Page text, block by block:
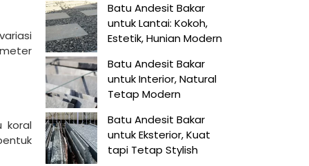
koral
Batu Andesit Bakar
untuk Lantai: Kokoh,
Estetik, Hunian Modern
Batu Andesit Bakar
untuk Interior, Natural
Tetap Modern
Batu Andesit Bakar
untuk Eksterior, Kuat
tapi Tetap Stylish